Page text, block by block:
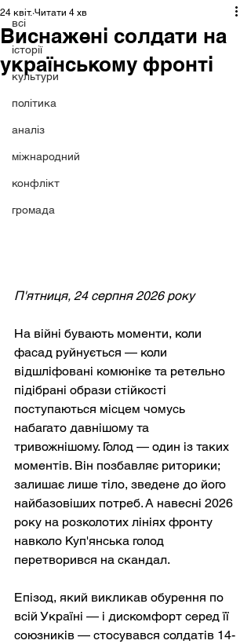
всі
історії
культури
політика
аналіз
міжнародний
конфлікт
громада
Виснажені солдати на
українському фронті
24 квіт. Читати 4 хв
П'ятниця, 24 серпня 2026 року
На війні бувають моменти, коли
фасад руйнується — коли
відшліфовані комюніке та ретельно
підібрані образи стійкості
поступаються місцем чомусь
набагато давнішому та
тривожнішому. Голод — один із таких
моментів. Він позбавляє риторики;
залишає лише тіло, зведене до його
найбазовіших потреб. А навесні 2026
року на розколотих лініях фронту
навколо Куп'янська голод
перетворився на скандал.
Епізод, який викликав обурення по
всій Україні — і дискомфорт серед її
союзників — стосувався солдатів 14-